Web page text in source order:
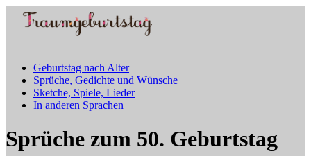
Geburtstag nach Alter
Sprüche, Gedichte und Wünsche
Sketche, Spiele, Lieder
In anderen Sprachen
Sprüche zum 50. Geburtstag